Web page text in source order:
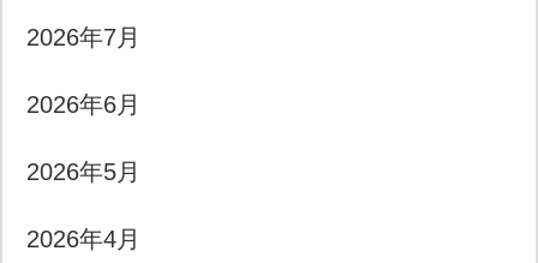
2026年7月
2026年6月
2026年5月
2026年4月